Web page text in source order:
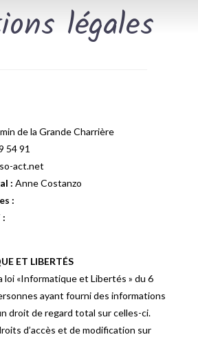
légales
de la Grande Charrière
54 91
act.net
: Anne Costanzo
:
:
ET LIBERTÉS
loi «Informatique et Libertés » du 6
ayant fourni des informations
droit de regard total sur celles-ci.
d’accès et de modification sur